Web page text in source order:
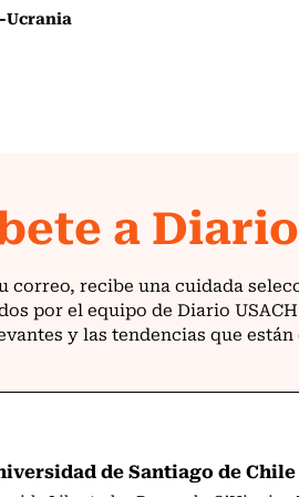
Ucrania
de Santiago de Chile